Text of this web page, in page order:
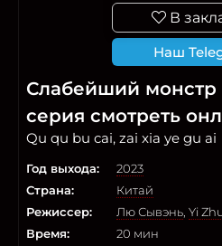
В
Наш
Слабейший монстр
серия смотреть
Qu qu bu cai, zai xia ye gu ai
Год выхода:
2023
Страна:
Китай
Режиссер:
Лю Сывэнь Yi
Время:
20 мин